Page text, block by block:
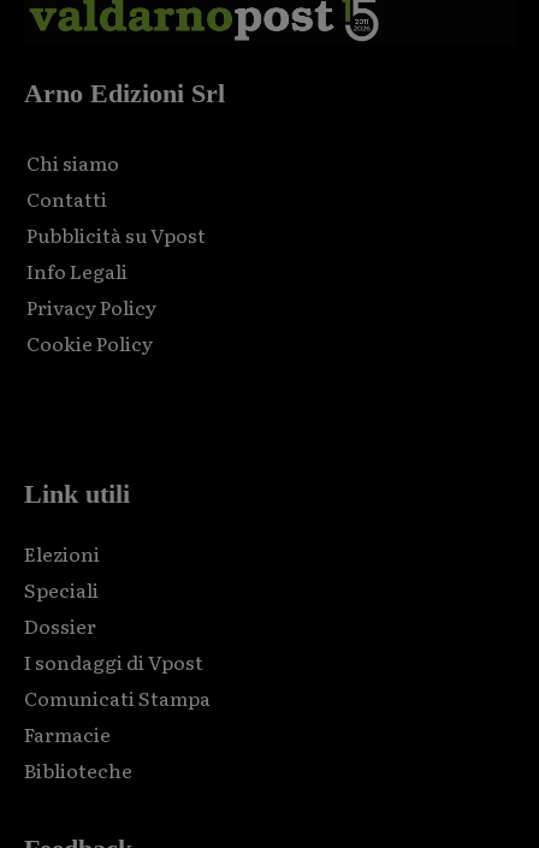
Arno Edizioni Srl
Chi siamo
Contatti
Pubblicità su Vpost
Info Legali
Privacy Policy
Cookie Policy
Link utili
Elezioni
Speciali
Dossier
I sondaggi di Vpost
Comunicati Stampa
Farmacie
Biblioteche